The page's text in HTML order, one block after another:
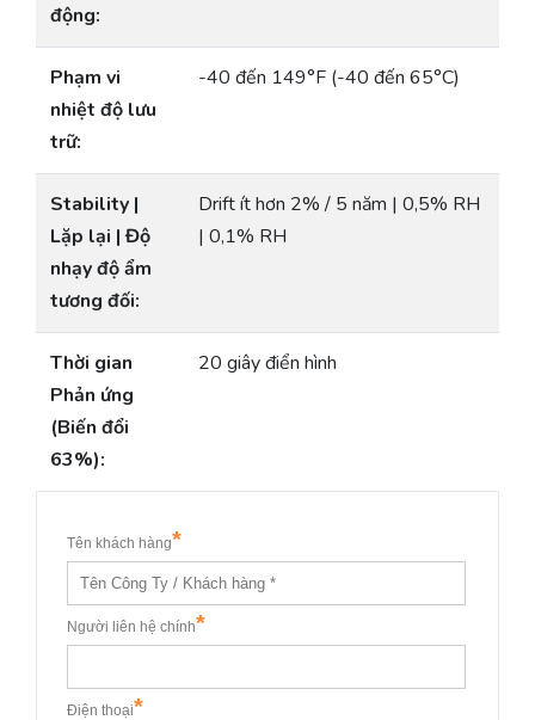
động:
Phạm vi
nhiệt độ lưu
trữ:
-40 đến 149°F (-40 đến 65°C)
Stability |
Lặp lại | Độ
nhạy độ ẩm
tương đối:
Drift ít hơn 2% / 5 năm | 0,5% RH
| 0,1% RH
Thời gian
Phản ứng
(Biến đổi
63%):
20 giây điển hình